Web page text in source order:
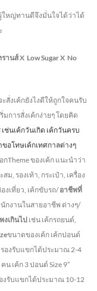
ใหญ่ทานดีจึงมั่นใจได้ว่าได้
านส์X Low SugarX No
สั่งเค้กยังไงดีให้ถูกใจคนรับ
การสั่งเค้กง่ายๆ โดยคิด
เช่นเค้กวันเกิด เค้กวันครบ
อโทษเค้กเทศกาลต่างๆ
กTheme ของเค้ก แนะนำว่า
ม, รองเท้า, กระเป๋า, เครื่อง
องเที่ยว, เค้กขับรถ/อาชีพที่
นักงานในสายอาชีพ ต่างๆ/
งเกินไป เช่น เค้กรถยนต์,
ขนาดของเค้ก เค้กปอนด์
รองรับแขกได้ประมาณ 2-4
คนเค้ก 3 ปอนด์ Size 9”
งรับแขกได้ประมาณ 10-12